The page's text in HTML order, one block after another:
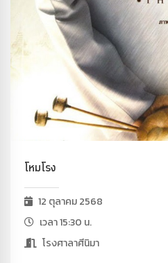
โหมโรง
12 ตุลาคม 2568
เวลา 15:30 น.
โรงศาลาศีนิมา